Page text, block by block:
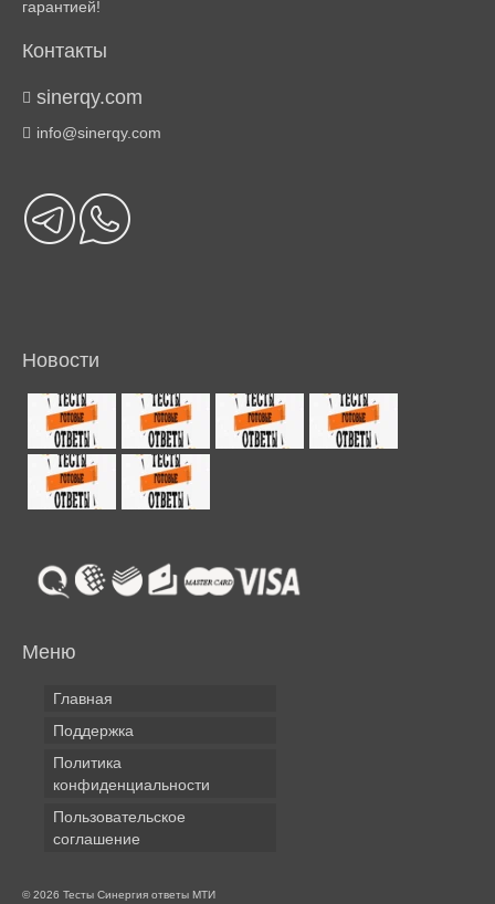
гарантией!
Контакты
sinerqy.com
info@sinerqy.com
Новости
Меню
Главная
Поддержка
Политика
конфиденциальности
Пользовательское
соглашение
© 2026 Тесты Синергия ответы МТИ